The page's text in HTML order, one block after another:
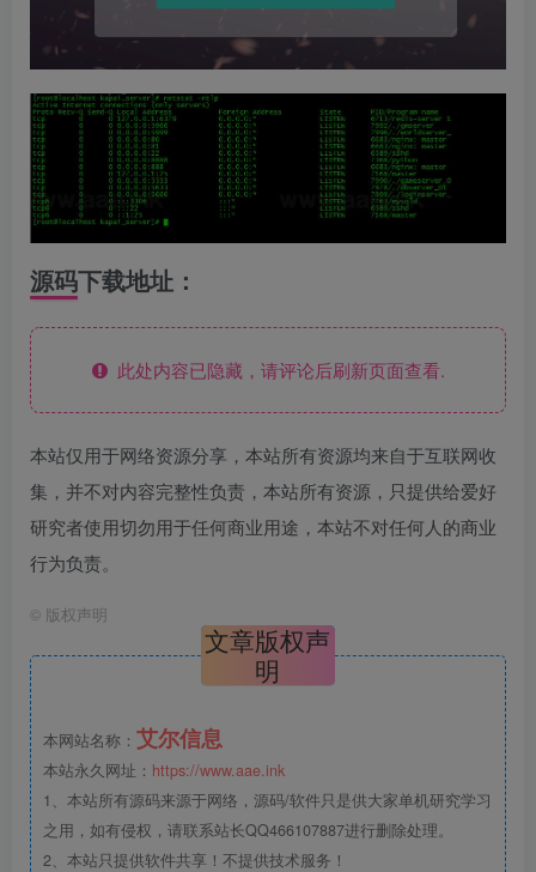
源码下载地址：
此处内容已隐藏，请评论后刷新页面查看.
本站仅用于网络资源分享，本站所有资源均来自于互联网收
集，并不对内容完整性负责，本站所有资源，只提供给爱好
研究者使用切勿用于任何商业用途，本站不对任何人的商业
行为负责。
© 版权声明
文章版权声
明
本网站名称： 艾尔信息
本站永久网址： https://www.aae.ink
1、本站所有源码来源于网络，源码/软件只是供大家单机研究学习
之用，如有侵权，请联系站长QQ466107887进行删除处理。
2、本站只提供软件共享！不提供技术服务！